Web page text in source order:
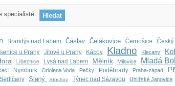
specialisté
Brandýs nad Labem Čáslav Čelákovice Černošice
Český
u Prahy Jílové u Prahy Kácov Kladno Klecany
Líbeznice Lysá nad Labem Mělník Milovice Mladá
Nymburk Odolena Voda Pečky Poděbrady Praha-západ
Sedlčany Slaný Stochov Týnec nad Sázavou Uhlířské Janovice